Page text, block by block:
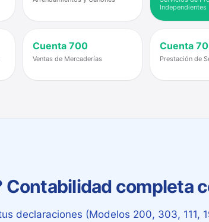
Independientes
Cuenta700
Ventas de Mercaderías
Cuenta
Prestación de
Contabilidad completa
declaraciones (Modelos 200, 303, 111,